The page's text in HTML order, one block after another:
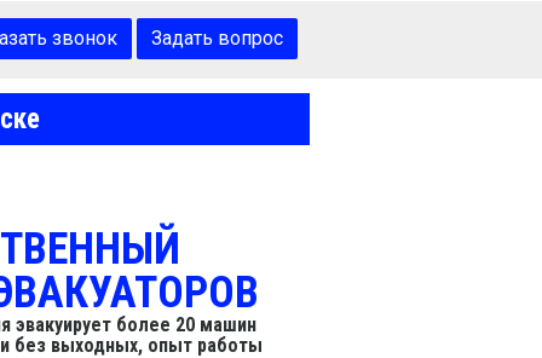
звонок Задать вопрос
эвакуирует более 20 машин
без выходных, опыт работы